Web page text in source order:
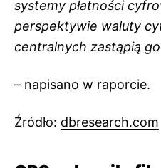
systemy płatności
perspektywie waluty
centralnych zastąpią
– napisano w raporcie.
Źródło: dbresearch.com